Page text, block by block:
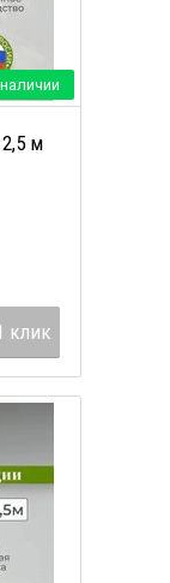
м
клик